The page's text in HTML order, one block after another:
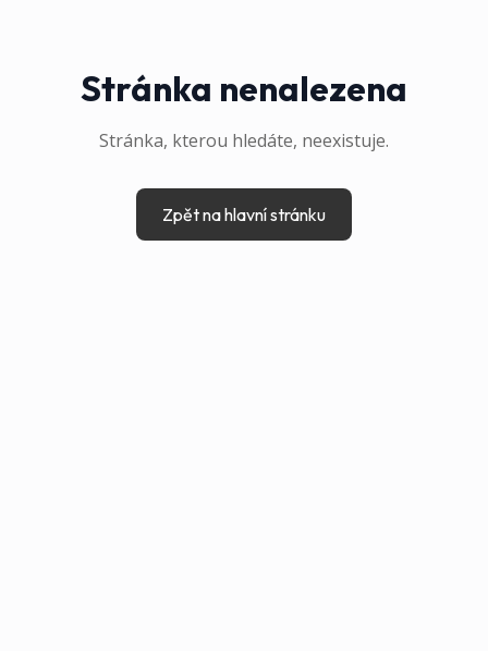
Stránka nenalezena
Stránka, kterou hledáte, neexistuje.
Zpět na hlavní stránku